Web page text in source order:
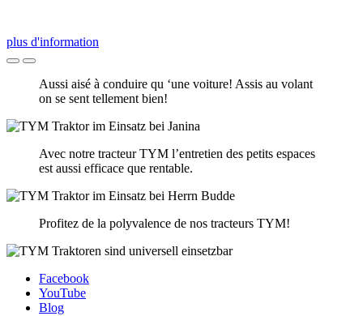
plus d'information
Aussi aisé à conduire qu ‘une voiture! Assis au volant
on se sent tellement bien!
Avec notre tracteur TYM l’entretien des petits espaces
est aussi efficace que rentable.
Profitez de la polyvalence de nos tracteurs TYM!
Facebook
YouTube
Blog